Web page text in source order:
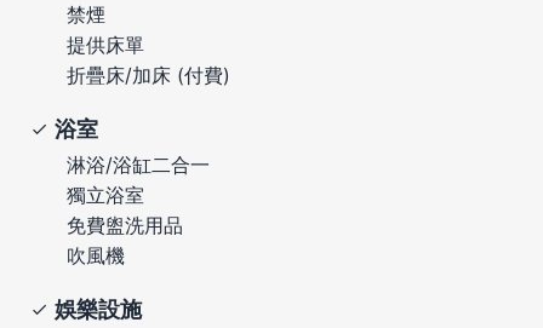
禁煙
提供床單
折疊床/加床 (付費)
浴室
淋浴/浴缸二合一
獨立浴室
免費盥洗用品
吹風機
娛樂設施